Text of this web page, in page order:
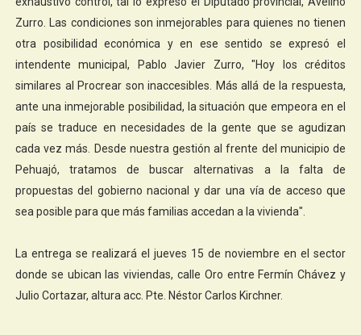
Zurro. Las condiciones son inmejorables para quienes no tienen
otra posibilidad económica y en ese sentido se expresó el
intendente municipal, Pablo Javier Zurro, "Hoy los créditos
similares al Procrear son inaccesibles. Más allá de la respuesta,
ante una inmejorable posibilidad, la situación que empeora en el
país se traduce en necesidades de la gente que se agudizan
cada vez más. Desde nuestra gestión al frente del municipio de
Pehuajó, tratamos de buscar alternativas a la falta de
propuestas del gobierno nacional y dar una vía de acceso que
sea posible para que más familias accedan a la vivienda".
La entrega se realizará el jueves 15 de noviembre en el sector
donde se ubican las viviendas, calle Oro entre Fermín Chávez y
Julio Cortazar, altura acc. Pte. Néstor Carlos Kirchner.